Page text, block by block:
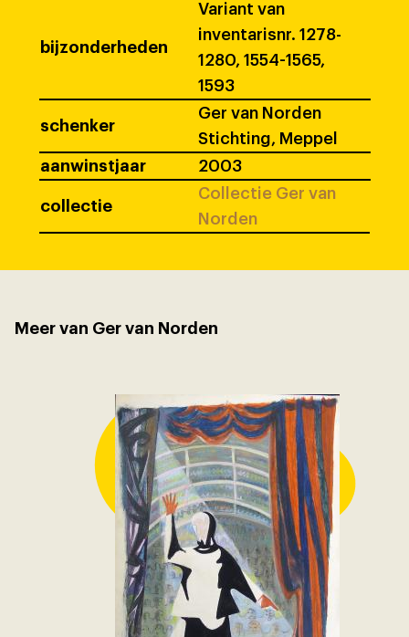
bijzonderheden
Variant van
inventarisnr. 1278-
1280, 1554-1565,
1593
schenker
Ger van Norden
Stichting, Meppel
aanwinstjaar
2003
collectie
Collectie Ger van
Norden
Meer van Ger van Norden